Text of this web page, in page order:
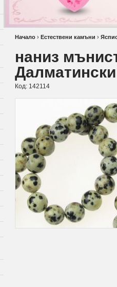
Начало › Естествени камъни ›
наниз
Код: 142114